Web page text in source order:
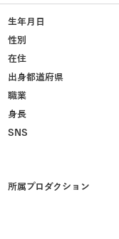
生年月日
性別
在住
出身都道府県
職業
身長
SNS
所属プロダクション